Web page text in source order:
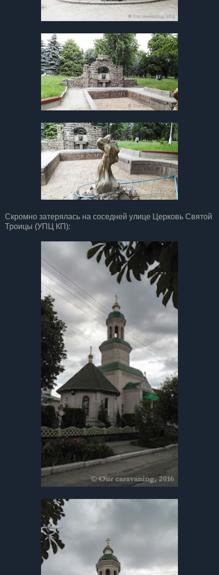
Скромно затерялась на соседней улице Церковь Святой
Троицы (УПЦ КП):